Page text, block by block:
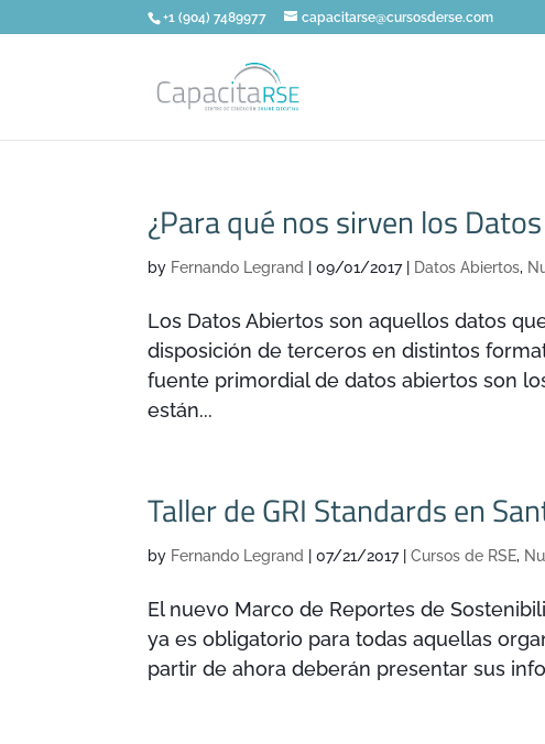
+1 (904) 7489977 capacitarse@cursosderse.com
¿Para qué nos sirven los
by Fernando Legrand |09/01/2017| Datos Abiertos,
Los Datos Abiertos son aquellos datos
disposición de terceros en distintos
fuente primordial de datos abiertos son
están...
Taller de GRI Standards en
by Fernando Legrand |07/21/2017|Cursos de RSE,
El nuevo Marco de Reportes de
ya es obligatorio para todas aquellas
partir de ahora deberán presentar sus